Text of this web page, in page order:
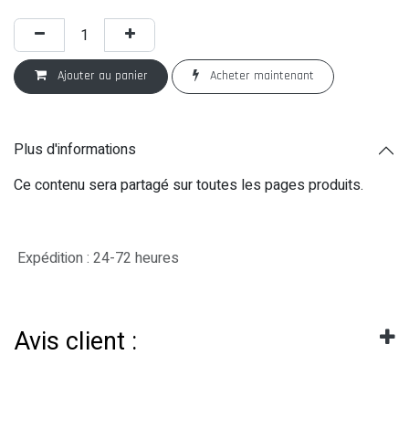
Ajouter au panier Acheter maintenant
Plus d'informations
Ce contenu sera partagé sur toutes les pages produits.
Expédition : 24-72 heures
Avis client :